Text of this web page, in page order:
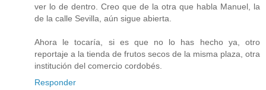
ver lo de dentro. Creo que de la otra que habla Manuel, la
de la calle Sevilla, aún sigue abierta.
Ahora le tocaría, si es que no lo has hecho ya, otro
reportaje a la tienda de frutos secos de la misma plaza, otra
institución del comercio cordobés.
Responder